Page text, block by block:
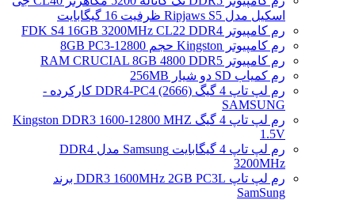
اسکیل مدل Ripjaws S5 ظرفیت 16 گیگابایت
رم کامپیوتر FDK S4 16GB 3200MHz CL22 DDR4
رم کامپیوتر Kingston حجم 8GB PC3-12800
رم کامپیوتر RAM CRUCIAL 8GB 4800 DDR5
رم کمیاب SD دو شیار 256MB
رم لپ تاپ 4 گیگ DDR4-PC4 (2666) کارکرده -
SAMSUNG
رم لپ تاپ 4 گیگ Kingston DDR3 1600-12800 MHZ
1.5V
رم لپ تاپ 4 گیگابایت Samsung مدل DDR4
3200MHz
رم لپ تاپ DDR3 1600MHz 2GB PC3L برند
SamSung